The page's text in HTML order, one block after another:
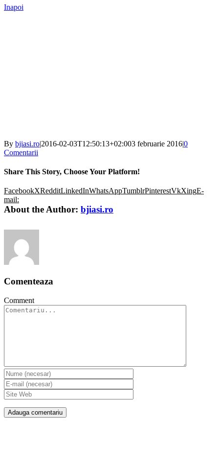
Inapoi
By bjiasi.ro|2016-02-03T12:50:13+02:003 februarie 2016|0
Comentarii
Share This Story, Choose Your Platform!
FacebookXRedditLinkedInWhatsAppTumblrPinterestVkXingE-
mail:
About the Author: bjiasi.ro
Comenteaza
Comment